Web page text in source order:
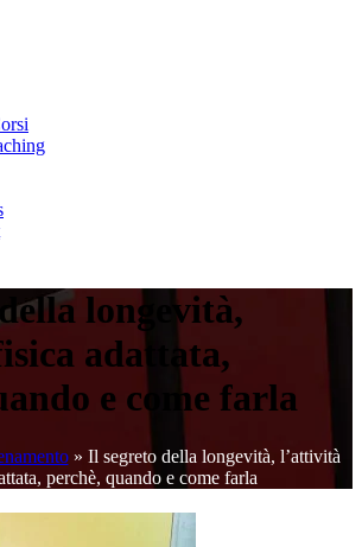
longevità,
adattata,
e come farla
» Il segreto della longevità, l’attività
perchè, quando e come farla